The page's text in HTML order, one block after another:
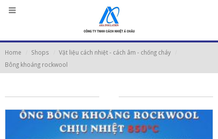
Home Shops
Vật liệu cách nhiệt - cách âm - chống cháy
Bông khoáng rockwool